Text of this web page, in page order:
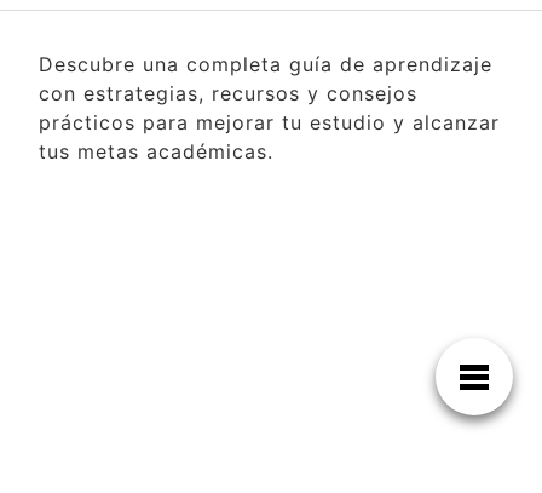
Descubre una completa guía de aprendizaje
con estrategias, recursos y consejos
prácticos para mejorar tu estudio y alcanzar
tus metas académicas.